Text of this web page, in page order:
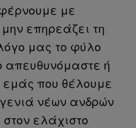
με
επηρεάζει τη
μας το φύλο
απευθυνόμαστε ή
που θέλουμε
νέων ανδρών
ελάχιστο